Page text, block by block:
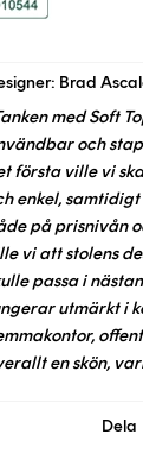
Brad
med Soft
och
första ville vi
enkel,
på prisnivån
vi att stolens
passa i
utmärkt i
en skön,
Dela